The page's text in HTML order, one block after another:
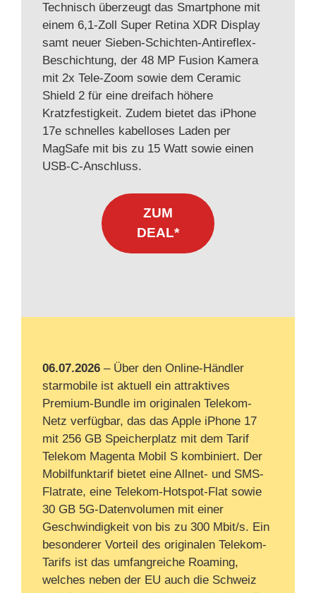
Technisch überzeugt das Smartphone mit
einem 6,1-Zoll Super Retina XDR Display
samt neuer Sieben-Schichten-Antireflex-
Beschichtung, der 48 MP Fusion Kamera
mit 2x Tele-Zoom sowie dem Ceramic
Shield 2 für eine dreifach höhere
Kratzfestigkeit. Zudem bietet das iPhone
17e schnelles kabelloses Laden per
MagSafe mit bis zu 15 Watt sowie einen
USB-C-Anschluss.
ZUM
DEAL*
06.07.2026 – Über den Online-Händler
starmobile ist aktuell ein attraktives
Premium-Bundle im originalen Telekom-
Netz verfügbar, das das Apple iPhone 17
mit 256 GB Speicherplatz mit dem Tarif
Telekom Magenta Mobil S kombiniert. Der
Mobilfunktarif bietet eine Allnet- und SMS-
Flatrate, eine Telekom-Hotspot-Flat sowie
30 GB 5G-Datenvolumen mit einer
Geschwindigkeit von bis zu 300 Mbit/s. Ein
besonderer Vorteil des originalen Telekom-
Tarifs ist das umfangreiche Roaming,
welches neben der EU auch die Schweiz